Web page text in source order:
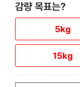
감량 목표는?
5kg
15kg